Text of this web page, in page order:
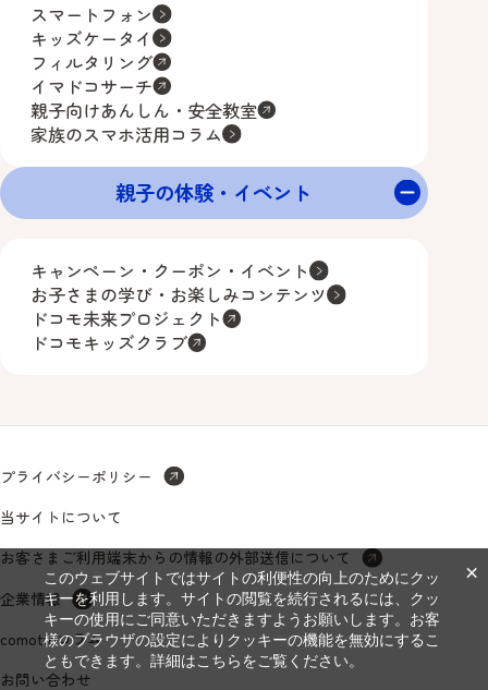
スマートフォン
キッズケータイ
フィルタリング
イマドコサーチ
親子向けあんしん・安全教室
家族のスマホ活用コラム
親子の体験・イベント
キャンペーン・クーポン・イベント
お子さまの学び・お楽しみコンテンツ
ドコモ未来プロジェクト
ドコモキッズクラブ
×
このウェブサイトではサイトの利便性の向上のためにクッ
キーを利用します。サイトの閲覧を続行されるには、クッ
キーの使用にご同意いただきますようお願いします。お客
様のブラウザの設定によりクッキーの機能を無効にするこ
ともできます。詳細はこちら をご覧ください。
プライバシーポリシー
当サイトについて
お客さまご利用端末からの情報の外部送信について
企業情報
comottoコラム
お問い合わせ